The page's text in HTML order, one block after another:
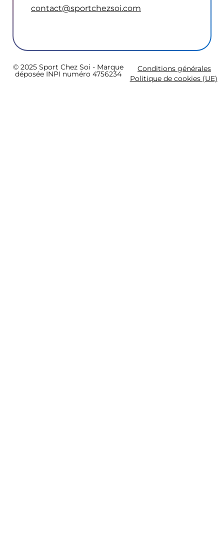
contact@sportchezsoi.com
© 2025 Sport Chez Soi - Marque
déposée INPI numéro 4756234
Conditions générales
Politique de cookies (UE)